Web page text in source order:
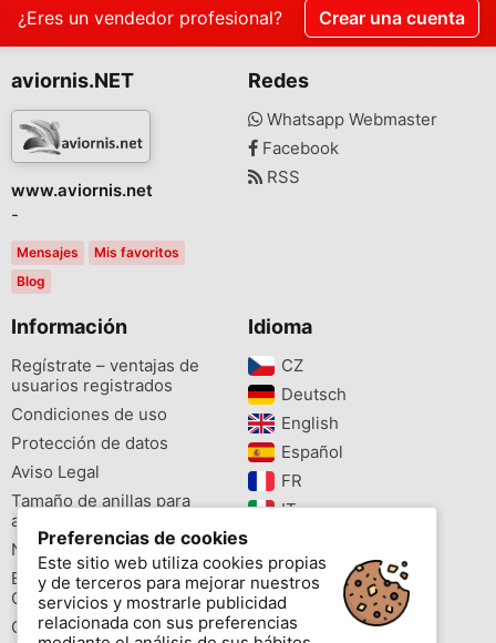
¿Eres un vendedor profesional? Crear una cuenta
aviornis.NET
www.aviornis.net
-
Mensajes
Mis favoritos
Blog
Redes
Whatsapp Webmaster
Facebook
RSS
Información
Regístrate – ventajas de
usuarios registrados
Condiciones de uso
Protección de datos
Aviso Legal
Tamaño de anillas para
aves
Newsletter
Buscador de especies
Cites
Colores de las anillas
Idioma
CZ‎
Deutsch‎
English‎
Español‎
FR‎
IT‎
PL‎
PT‎
Preferencias de cookies
Este sitio web utiliza cookies propias
y de terceros para mejorar nuestros
servicios y mostrarle publicidad
relacionada con sus preferencias